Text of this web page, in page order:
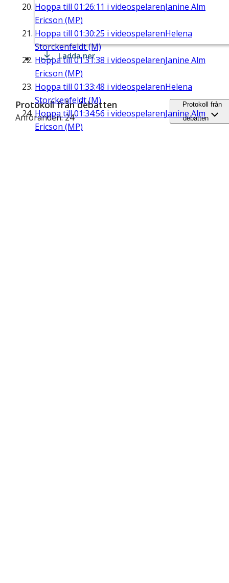
Hoppa till 01:26:11 i videospelarenJanine Alm
Ericson (MP)
Hoppa till 01:30:25 i videospelarenHelena
Storckenfeldt (M)
Hoppa till01:31:38 i videospelarenJanine Alm
Ericson (MP)
Hoppa till 01:33:48 i videospelarenHelena
Storckenfeldt (M)
Hoppa till01:34:56 i videospelarenJanine Alm
Ericson (MP)
Ladda ner
Protokoll från debatten
Anföranden: 24
Protokoll från
debatten